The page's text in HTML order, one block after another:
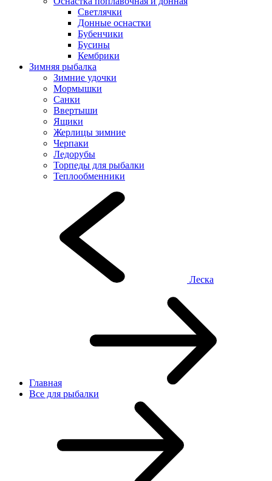
Светлячки
Донные оснастки
Бубенчики
Бусины
Кембрики
Зимняя рыбалка
Зимние удочки
Мормышки
Санки
Ввертыши
Ящики
Жерлицы зимние
Черпаки
Ледорубы
Торпеды для рыбалки
Теплообменники
Леска
Главная
Все для рыбалки